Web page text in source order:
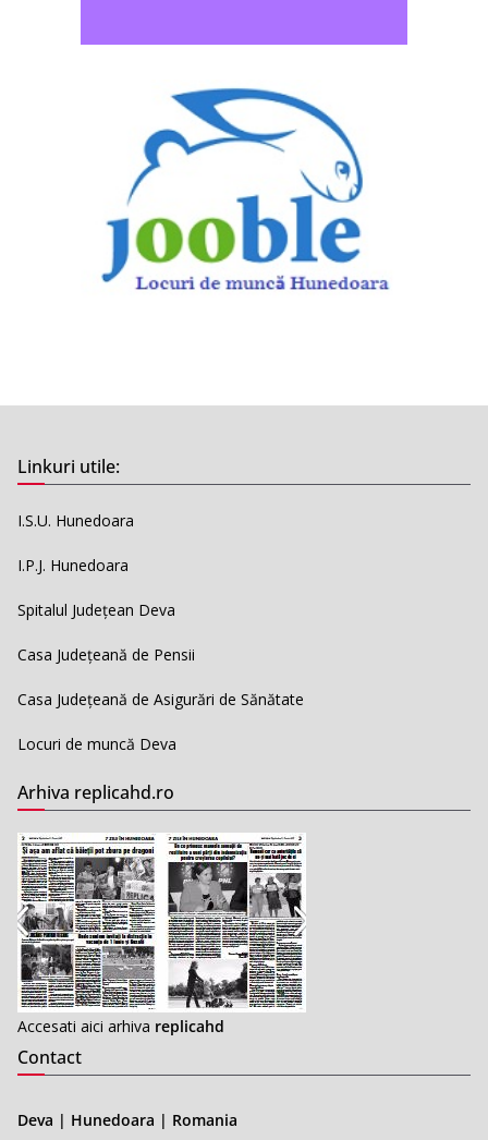
Linkuri utile:
I.S.U. Hunedoara
I.P.J. Hunedoara
Spitalul Județean Deva
Casa Județeană de Pensii
Casa Județeană de Asigurări de Sănătate
Locuri de muncă Deva
Arhiva replicahd.ro
Accesati aici arhiva replicahd
Contact
Deva | Hunedoara | Romania